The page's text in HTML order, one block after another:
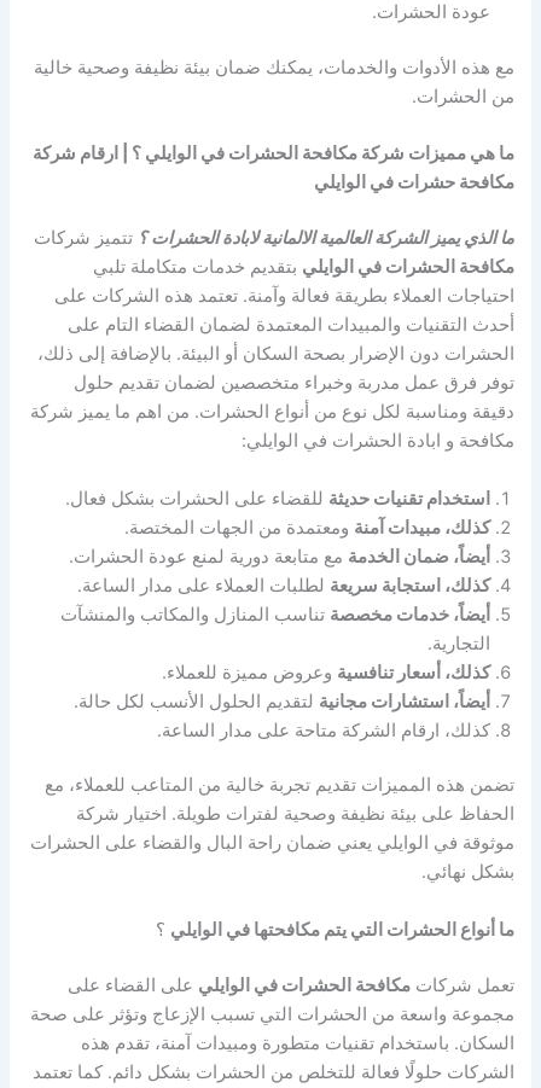
عودة الحشرات.
مع هذه الأدوات والخدمات، يمكنك ضمان بيئة نظيفة وصحية خالية
من الحشرات.
ما هي مميزات شركة مكافحة الحشرات في الوايلي ؟ | ارقام شركة
مكافحة حشرات في الوايلي
ما الذي يميز الشركة العالمية الالمانية لابادة الحشرات ؟ تتميز شركات
مكافحة الحشرات في الوايلي بتقديم خدمات متكاملة تلبي
احتياجات العملاء بطريقة فعالة وآمنة. تعتمد هذه الشركات على
أحدث التقنيات والمبيدات المعتمدة لضمان القضاء التام على
الحشرات دون الإضرار بصحة السكان أو البيئة. بالإضافة إلى ذلك،
توفر فرق عمل مدربة وخبراء متخصصين لضمان تقديم حلول
دقيقة ومناسبة لكل نوع من أنواع الحشرات. من اهم ما يميز شركة
مكافحة و ابادة الحشرات في الوايلي:
استخدام تقنيات حديثة للقضاء على الحشرات بشكل فعال.
كذلك، مبيدات آمنة ومعتمدة من الجهات المختصة.
أيضاً، ضمان الخدمة مع متابعة دورية لمنع عودة الحشرات.
كذلك، استجابة سريعة لطلبات العملاء على مدار الساعة.
أيضاً، خدمات مخصصة تناسب المنازل والمكاتب والمنشآت
التجارية.
كذلك، أسعار تنافسية وعروض مميزة للعملاء.
أيضاً، استشارات مجانية لتقديم الحلول الأنسب لكل حالة.
كذلك، ارقام الشركة متاحة على مدار الساعة.
تضمن هذه المميزات تقديم تجربة خالية من المتاعب للعملاء، مع
الحفاظ على بيئة نظيفة وصحية لفترات طويلة. اختيار شركة
موثوقة في الوايلي يعني ضمان راحة البال والقضاء على الحشرات
بشكل نهائي.
ما أنواع الحشرات التي يتم مكافحتها في الوايلي ؟
تعمل شركاتمكافحة الحشرات في الوايلي على القضاء على
مجموعة واسعة من الحشرات التي تسبب الإزعاج وتؤثر على صحة
السكان. باستخدام تقنيات متطورة ومبيدات آمنة، تقدم هذه
الشركات حلولًا فعالة للتخلص من الحشرات بشكل دائم. كما تعتمد